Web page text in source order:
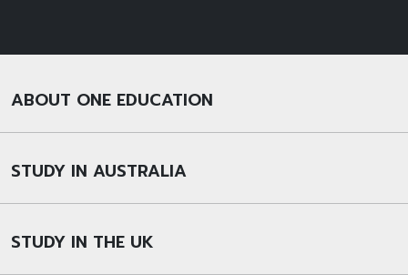
ABOUT ONE EDUCATION
STUDY IN AUSTRALIA
STUDY IN THE UK